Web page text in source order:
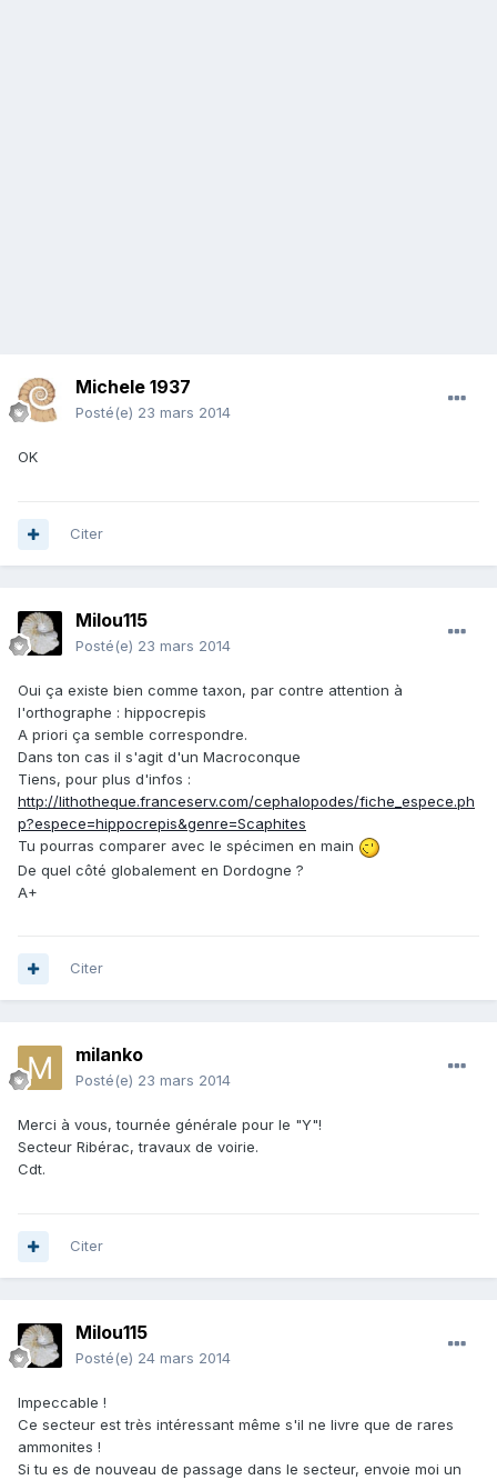
Michele 1937
Posté(e) 23 mars 2014
OK
Citer
Milou115
Posté(e) 23 mars 2014
Oui ça existe bien comme taxon, par contre attention à
l'orthographe : hippocrepis
A priori ça semble correspondre.
Dans ton cas il s'agit d'un Macroconque
Tiens, pour plus d'infos :
http://lithotheque.franceserv.com/cephalopodes/fiche_espece.ph
p?espece=hippocrepis&genre=Scaphites
Tu pourras comparer avec le spécimen en main
De quel côté globalement en Dordogne ?
A+
Citer
milanko
Posté(e) 23 mars 2014
Merci à vous, tournée générale pour le "Y"!
Secteur Ribérac, travaux de voirie.
Cdt.
Citer
Milou115
Posté(e) 24 mars 2014
Impeccable !
Ce secteur est très intéressant même s'il ne livre que de rares
ammonites !
Si tu es de nouveau de passage dans le secteur, envoie moi un